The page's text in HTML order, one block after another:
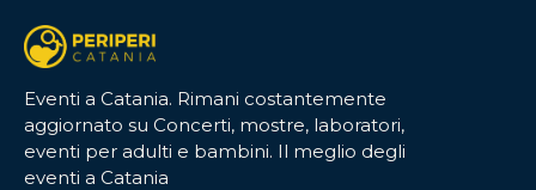
Eventi a Catania. Rimani costantemente
aggiornato su Concerti, mostre, laboratori,
eventi per adulti e bambini. Il meglio degli
eventi a Catania